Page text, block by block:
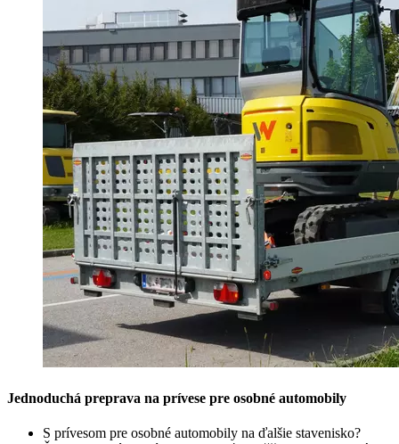
Jednoduchá preprava na prívese pre osobné automobily
S prívesom pre osobné automobily na ďalšie stavenisko?